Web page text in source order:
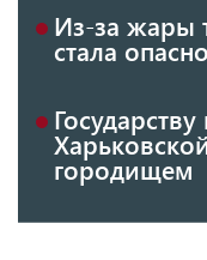
Из-за жары
стала
городищем